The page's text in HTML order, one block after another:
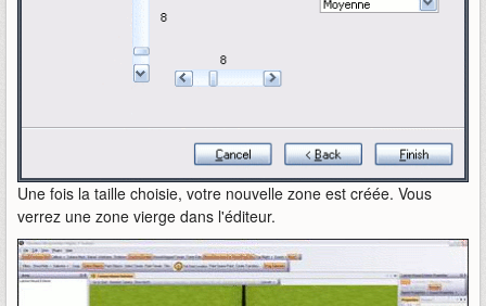
Une fois la taille choisie, votre nouvelle zone est créée. Vous
verrez une zone vierge dans l'éditeur.